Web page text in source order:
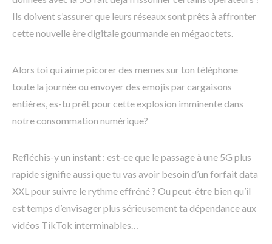
Ils doivent s’assurer que leurs réseaux sont prêts à affronter
cette nouvelle ère digitale gourmande en mégaoctets.
Alors toi qui aime picorer des memes sur ton téléphone
toute la journée ou envoyer des emojis par cargaisons
entières, es-tu prêt pour cette explosion imminente dans
notre consommation numérique?
Refléchis-y un instant : est-ce que le passage à une 5G plus
rapide signifie aussi que tu vas avoir besoin d’un forfait data
XXL pour suivre le rythme effréné ? Ou peut-être bien qu’il
est temps d’envisager plus sérieusement ta dépendance aux
vidéos TikTok interminables…